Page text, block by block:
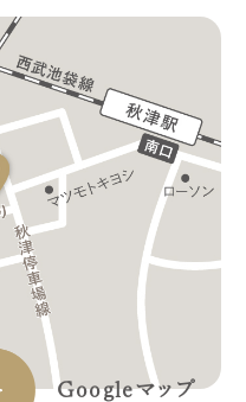
Googleマップ